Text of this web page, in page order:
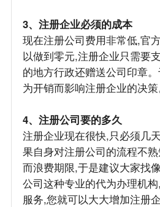
3、注册企业必须的成本
现在注册公司费用非常低,官
以做到零元,注册企业只需要
的地方行政还赠送公司印章
为开销而影响注册企业的决策
4、注册公司要的多久
注册企业现在很快,只必须几
果自身对注册公司的流程不
而浪费期限,于是建议大家找
公司这种专业的代为办理机
服务,您就可以大大增加注册企